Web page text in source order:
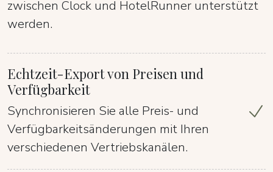
zwischen Clock und HotelRunner unterstützt
werden.
Echtzeit-Export von Preisen und
Verfügbarkeit
Synchronisieren Sie alle Preis- und
Verfügbarkeitsänderungen mit Ihren
verschiedenen Vertriebskanälen.